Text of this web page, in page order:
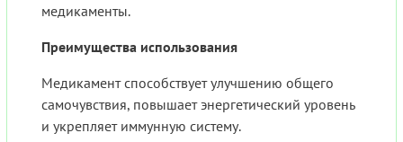
медикаменты.
Преимущества использования
Медикамент способствует улучшению общего
самочувствия, повышает энергетический уровень
и укрепляет иммунную систему.